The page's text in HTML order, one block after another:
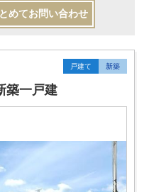
めてお問い合わせ
戸建て 新築
築一戸建